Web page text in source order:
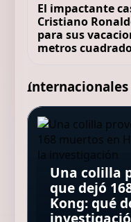
El impactante
Cristiano
para sus
metros
Internacionales
Un dron
el
jorobada
Mario
“Con olas
más
cubiertas
una doble
Carlos
87 años:
han
encerrados
prótesis en
subiendo
metros”
Una colilla
que dejó
Kong: qué
Atropelló,
y huyó: lo